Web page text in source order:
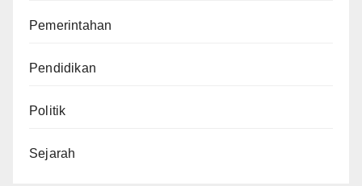
Pemerintahan
Pendidikan
Politik
Sejarah